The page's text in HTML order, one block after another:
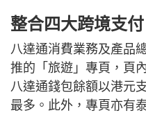
整合四大跨境支付
八達通消費業務及產品
推的「旅遊」專頁，頁
八達通錢包餘額以港元
最多。此外，專頁亦有